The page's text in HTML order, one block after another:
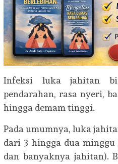
Infeksi luka jahitan
pendarahan, rasa nyeri,
hingga demam tinggi.
Pada umumnya, luka
dari 3 hingga dua
dan banyaknya jahitan).